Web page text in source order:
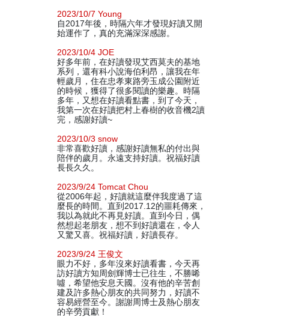
2023/10/7 Young
自2017年後，時隔六年才發現好讀又開
始運作了，真的充滿深深感謝。
2023/10/4 JOE
好多年前，在好讀發現艾西莫夫的基地
系列，還有科小說海伯利昂，讓我在年
輕歲月，住在忠孝東路旁玉成公園附近
的時候，獲得了很多閱讀的樂趣。時隔
多年，又想在好讀看點書，到了今天，
我第一次在好讀把村上春樹的收音機2讀
完，感謝好讀~
2023/10/3 snow
非常喜歡好讀，感謝好讀無私的付出與
陪伴的歲月。永遠支持好讀。祝福好讀
長長久久。
2023/9/24 Tomcat Chou
從2006年起，好讀就這麼伴我度過了這
麼長的時間。直到2017.12的噩耗傳來，
我以為就此不再見好讀。直到今日，偶
然想起老朋友，想不到好讀還在，令人
又驚又喜。祝福好讀，好讀長存。
2023/9/24 王俊文
眼力不好，多年沒來好讀看書，今天再
訪好讀方知周劍輝博士已往生，不勝唏
噓，希望他安息天國。沒有他的辛苦創
建及許多熱心朋友的共同努力，好讀不
容易經營至今。謝謝周博士及熱心朋友
的辛勞貢獻！